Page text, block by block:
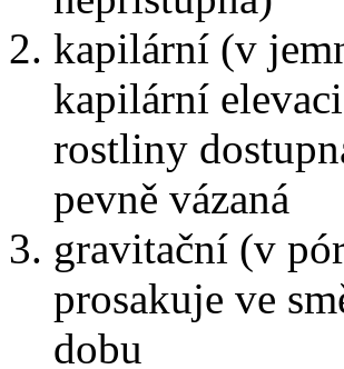
kapilární (v
kapilární
rostliny
pevně vázaná
gravitační (v
prosakuje ve
dobu